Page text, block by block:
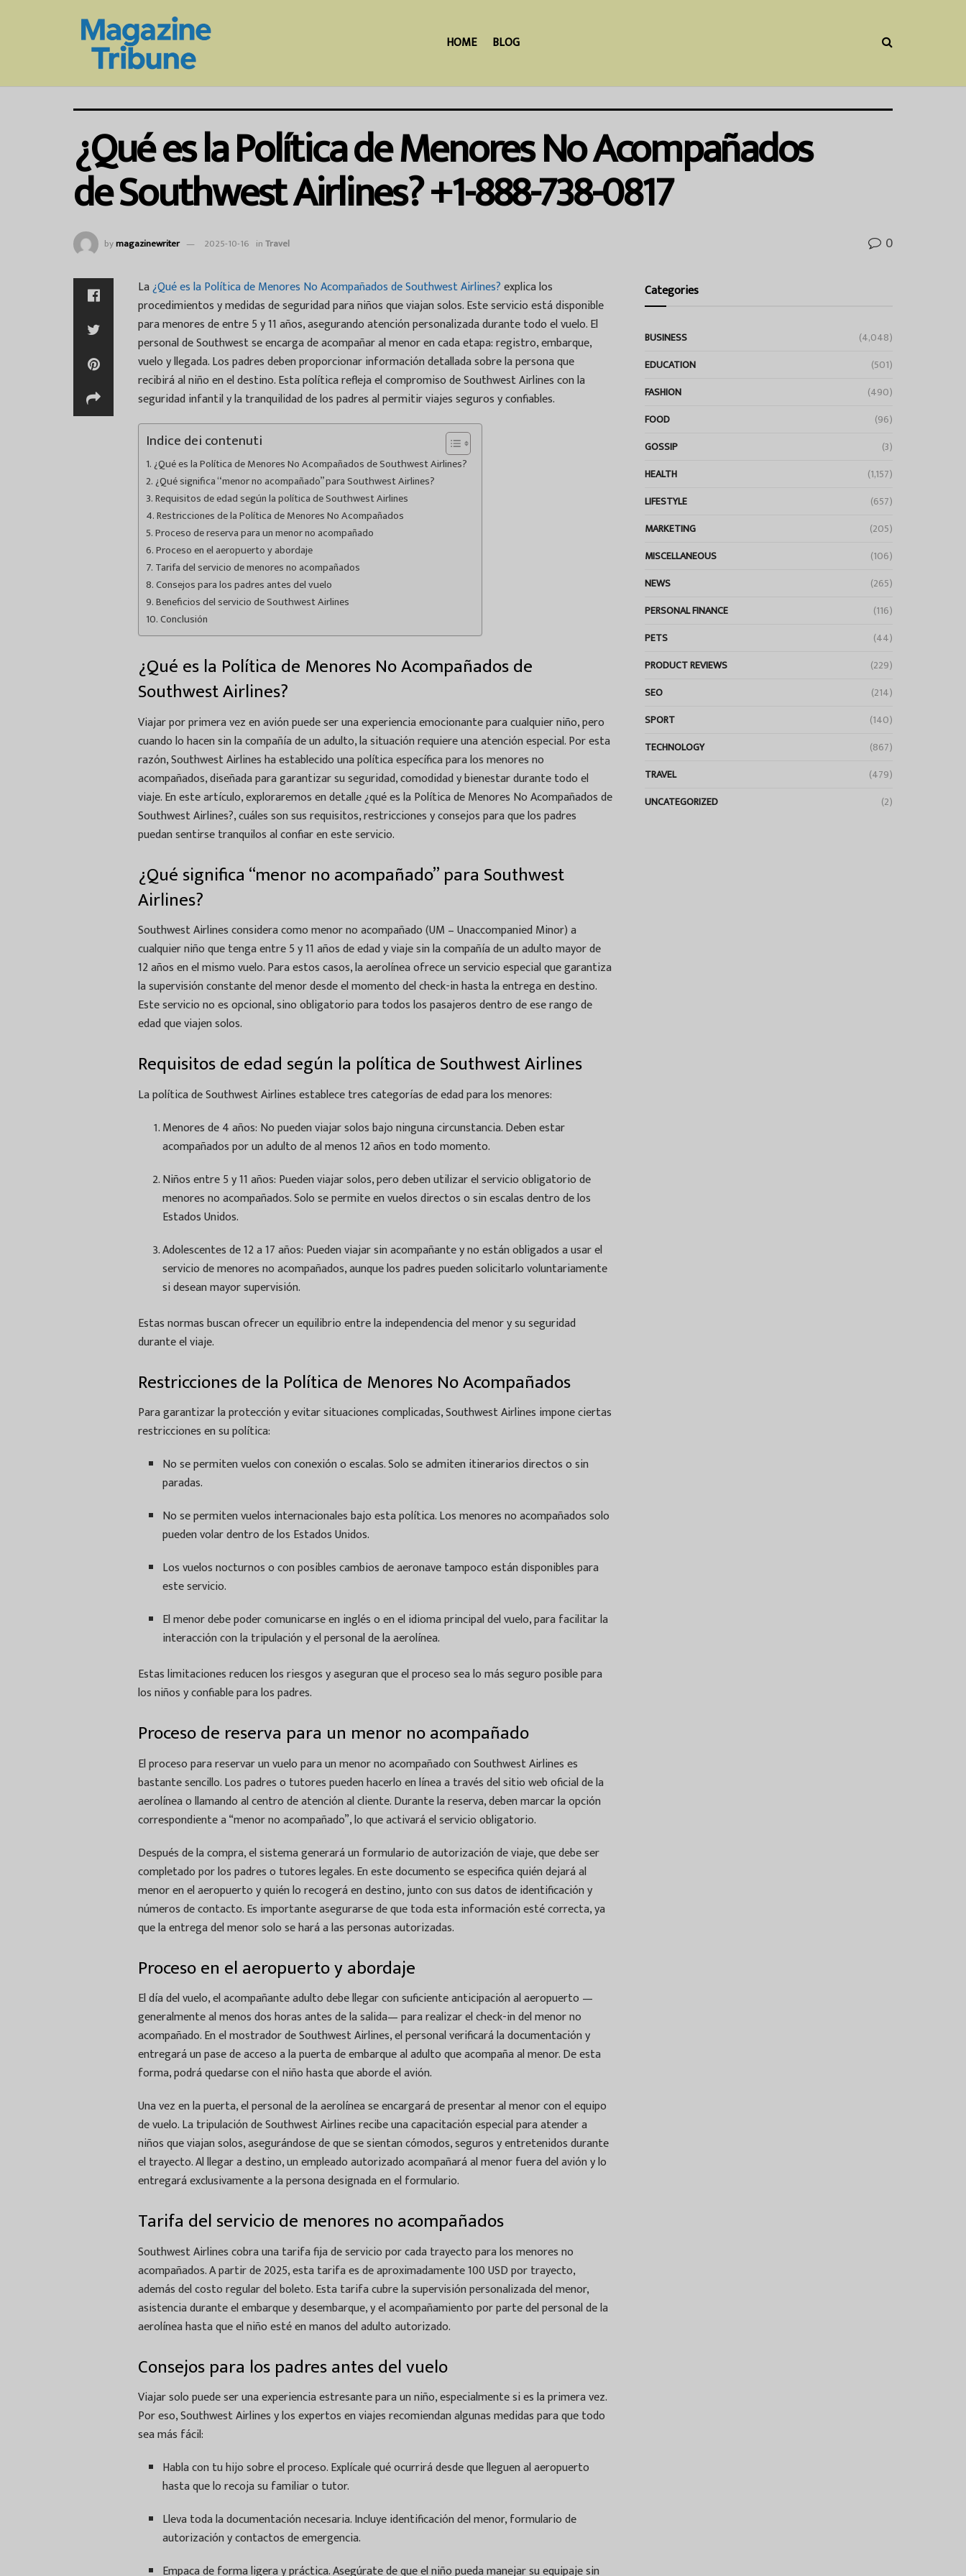
HOME BLOG
¿Qué es la Política de Menores No Acompañados
de Southwest Airlines? +1-888-738-0817
bymagazinewriter 2025-10-16 inTravel 0
La¿Qué es la Política de Menores No Acompañados de Southwest Airlines?explica los
procedimientos y medidas de seguridad para niños que viajan solos. Este servicio está disponible
para menores de entre 5 y 11 años, asegurando atención personalizada durante todo el vuelo. El
personal de Southwest se encarga de acompañar al menor en cada etapa: registro, embarque,
vuelo y llegada. Los padres deben proporcionar información detallada sobre la persona que
recibirá al niño en el destino. Esta política refleja el compromiso de Southwest Airlines con la
seguridad infantil y la tranquilidad de los padres al permitir viajes seguros y confiables.
Indice dei contenuti
¿Qué es la Política de Menores No Acompañados de Southwest Airlines?
¿Qué significa “menor no acompañado” para Southwest Airlines?
Requisitos de edad según la política de Southwest Airlines
Restricciones de la Política de Menores No Acompañados
Proceso de reserva para un menor no acompañado
Proceso en el aeropuerto y abordaje
Tarifa del servicio de menores no acompañados
Consejos para los padres antes del vuelo
Beneficios del servicio de Southwest Airlines
Conclusión
¿Qué es la Política de Menores No Acompañados de
Southwest Airlines?
Viajar por primera vez en avión puede ser una experiencia emocionante para cualquier niño, pero
cuando lo hacen sin la compañía de un adulto, la situación requiere una atención especial. Por esta
razón, Southwest Airlines ha establecido una política específica para los menores no
acompañados, diseñada para garantizar su seguridad, comodidad y bienestar durante todo el
viaje. En este artículo, exploraremos en detalle ¿qué es la Política de Menores No Acompañados de
Southwest Airlines?, cuáles son sus requisitos, restricciones y consejos para que los padres
puedan sentirse tranquilos al confiar en este servicio.
¿Qué significa “menor no acompañado” para Southwest
Airlines?
Southwest Airlines considera como menor no acompañado (UM – Unaccompanied Minor) a
cualquier niño que tenga entre 5 y 11 años de edad y viaje sin la compañía de un adulto mayor de
12 años en el mismo vuelo. Para estos casos, la aerolínea ofrece un servicio especial que garantiza
la supervisión constante del menor desde el momento del check-in hasta la entrega en destino.
Este servicio no es opcional, sino obligatorio para todos los pasajeros dentro de ese rango de
edad que viajen solos.
Requisitos de edad según la política de Southwest Airlines
La política de Southwest Airlines establece tres categorías de edad para los menores:
Menores de 4 años: No pueden viajar solos bajo ninguna circunstancia. Deben estar
acompañados por un adulto de al menos 12 años en todo momento.
Niños entre 5 y 11 años: Pueden viajar solos, pero deben utilizar el servicio obligatorio de
menores no acompañados. Solo se permite en vuelos directos o sin escalas dentro de los
Estados Unidos.
Adolescentes de 12 a 17 años: Pueden viajar sin acompañante y no están obligados a usar el
servicio de menores no acompañados, aunque los padres pueden solicitarlo voluntariamente
si desean mayor supervisión.
Estas normas buscan ofrecer un equilibrio entre la independencia del menor y su seguridad
durante el viaje.
Restricciones de la Política de Menores No Acompañados
Para garantizar la protección y evitar situaciones complicadas, Southwest Airlines impone ciertas
restricciones en su política:
No se permiten vuelos con conexión o escalas. Solo se admiten itinerarios directos o sin
paradas.
No se permiten vuelos internacionales bajo esta política. Los menores no acompañados solo
pueden volar dentro de los Estados Unidos.
Los vuelos nocturnos o con posibles cambios de aeronave tampoco están disponibles para
este servicio.
El menor debe poder comunicarse en inglés o en el idioma principal del vuelo, para facilitar la
interacción con la tripulación y el personal de la aerolínea.
Estas limitaciones reducen los riesgos y aseguran que el proceso sea lo más seguro posible para
los niños y confiable para los padres.
Proceso de reserva para un menor no acompañado
El proceso para reservar un vuelo para un menor no acompañado con Southwest Airlines es
bastante sencillo. Los padres o tutores pueden hacerlo en línea a través del sitio web oficial de la
aerolínea o llamando al centro de atención al cliente. Durante la reserva, deben marcar la opción
correspondiente a “menor no acompañado”, lo que activará el servicio obligatorio.
Después de la compra, el sistema generará un formulario de autorización de viaje, que debe ser
completado por los padres o tutores legales. En este documento se especifica quién dejará al
menor en el aeropuerto y quién lo recogerá en destino, junto con sus datos de identificación y
números de contacto. Es importante asegurarse de que toda esta información esté correcta, ya
que la entrega del menor solo se hará a las personas autorizadas.
Proceso en el aeropuerto y abordaje
El día del vuelo, el acompañante adulto debe llegar con suficiente anticipación al aeropuerto —
generalmente al menos dos horas antes de la salida— para realizar el check-in del menor no
acompañado. En el mostrador de Southwest Airlines, el personal verificará la documentación y
entregará un pase de acceso a la puerta de embarque al adulto que acompaña al menor. De esta
forma, podrá quedarse con el niño hasta que aborde el avión.
Una vez en la puerta, el personal de la aerolínea se encargará de presentar al menor con el equipo
de vuelo. La tripulación de Southwest Airlines recibe una capacitación especial para atender a
niños que viajan solos, asegurándose de que se sientan cómodos, seguros y entretenidos durante
el trayecto. Al llegar a destino, un empleado autorizado acompañará al menor fuera del avión y lo
entregará exclusivamente a la persona designada en el formulario.
Tarifa del servicio de menores no acompañados
Southwest Airlines cobra una tarifa fija de servicio por cada trayecto para los menores no
acompañados. A partir de 2025, esta tarifa es de aproximadamente 100 USD por trayecto,
además del costo regular del boleto. Esta tarifa cubre la supervisión personalizada del menor,
asistencia durante el embarque y desembarque, y el acompañamiento por parte del personal de la
aerolínea hasta que el niño esté en manos del adulto autorizado.
Consejos para los padres antes del vuelo
Viajar solo puede ser una experiencia estresante para un niño, especialmente si es la primera vez.
Por eso, Southwest Airlines y los expertos en viajes recomiendan algunas medidas para que todo
sea más fácil:
Habla con tu hijo sobre el proceso. Explícale qué ocurrirá desde que lleguen al aeropuerto
hasta que lo recoja su familiar o tutor.
Lleva toda la documentación necesaria. Incluye identificación del menor, formulario de
autorización y contactos de emergencia.
Empaca de forma ligera y práctica. Asegúrate de que el niño pueda manejar su equipaje sin
Categories
BUSINESS
(4,048)
EDUCATION
(501)
FASHION
(490)
FOOD
(96)
GOSSIP
(3)
HEALTH
(1,157)
LIFESTYLE
(657)
MARKETING
(205)
MISCELLANEOUS
(106)
NEWS
(265)
PERSONAL FINANCE
(116)
PETS
(44)
PRODUCT REVIEWS
(229)
SEO
(214)
SPORT
(140)
TECHNOLOGY
(867)
TRAVEL
(479)
UNCATEGORIZED
(2)